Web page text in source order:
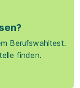
Berufswahltest.
finden.